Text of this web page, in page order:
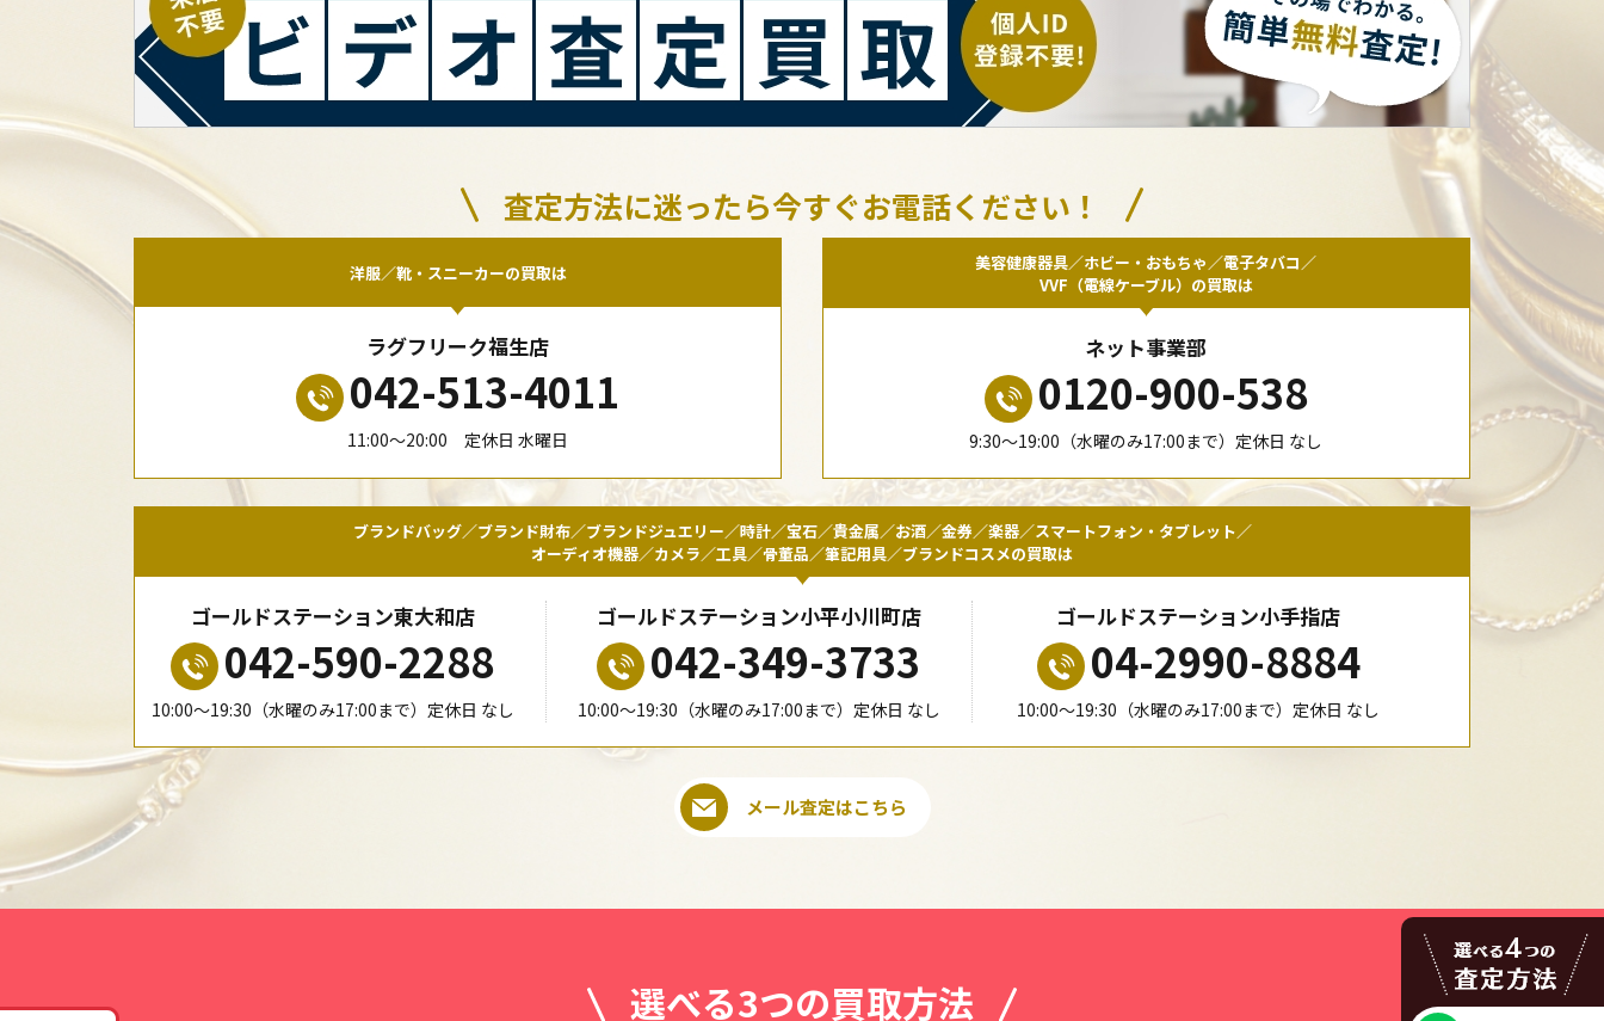
査定方法に迷ったら今すぐお電話ください！
洋服／靴・スニーカーの買取は
ラグフリーク福生店
042-513-4011
11:00〜20:00 定休日 水曜日
美容健康器具／ホビー・おもちゃ／電子タバコ／
VVF（電線ケーブル）の買取は
ネット事業部
0120-900-538
9:30〜19:00（水曜のみ17:00まで）定休日 なし
ブランドバッグ／ブランド財布／ブランドジュエリー／時計／宝石／貴金属／お酒／金券／楽器／スマートフォン・タブレット／
オーディオ機器／カメラ／工具／骨董品／筆記用具／ブランドコスメの買取は
ゴールドステーション東大和店
042-590-2288
10:00〜19:30（水曜のみ17:00まで）定休日 なし
ゴールドステーション小平小川町店
042-349-3733
10:00〜19:30（水曜のみ17:00まで）定休日 なし
ゴールドステーション小手指店
04-2990-8884
10:00〜19:30（水曜のみ17:00まで）定休日 なし
メール査定はこちら
選べる3つの買取方法